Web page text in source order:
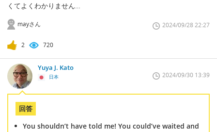
くてよくわかりません…
mayさん 2024/09/28 22:27
2 720
Yuya J. Kato
日本 2024/09/30 13:39
回答
You shouldn’t have told me! You could’ve waited and